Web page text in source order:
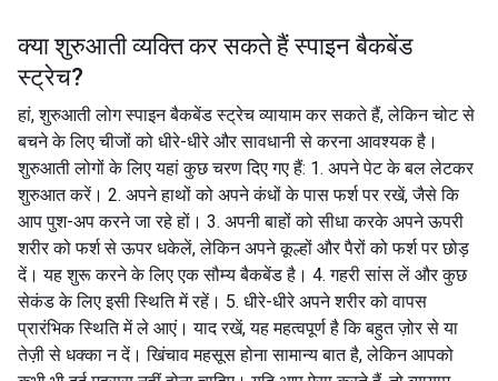
क्या शुरुआती व्यक्ति कर सकते हैं स्पाइन बैकबेंड
स्ट्रेच?
हां, शुरुआती लोग स्पाइन बैकबेंड स्ट्रेच व्यायाम कर सकते हैं, लेकिन चोट से
बचने के लिए चीजों को धीरे-धीरे और सावधानी से करना आवश्यक है।
शुरुआती लोगों के लिए यहां कुछ चरण दिए गए हैं: 1. अपने पेट के बल लेटकर
शुरुआत करें। 2. अपने हाथों को अपने कंधों के पास फर्श पर रखें, जैसे कि
आप पुश-अप करने जा रहे हों। 3. अपनी बाहों को सीधा करके अपने ऊपरी
शरीर को फर्श से ऊपर धकेलें, लेकिन अपने कूल्हों और पैरों को फर्श पर छोड़
दें। यह शुरू करने के लिए एक सौम्य बैकबेंड है। 4. गहरी सांस लें और कुछ
सेकंड के लिए इसी स्थिति में रहें। 5. धीरे-धीरे अपने शरीर को वापस
प्रारंभिक स्थिति में ले आएं। याद रखें, यह महत्वपूर्ण है कि बहुत ज़ोर से या
तेज़ी से धक्का न दें। खिंचाव महसूस होना सामान्य बात है, लेकिन आपको